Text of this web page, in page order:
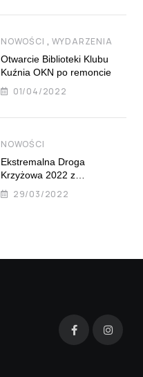
NOWOŚCI , WYDARZENIA
Otwarcie Biblioteki Klubu
Kuźnia OKN po remoncie
01/04/2022
NOWOŚCI
Ekstremalna Droga
Krzyżowa 2022 z
Mistrzejowic już 8 kwietnia
29/03/2022